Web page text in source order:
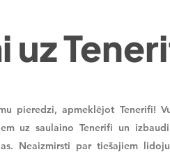
uz
pieredzi, apmeklējot Tenerifi!
uz saulaino Tenerifi un
Neaizmirsti par tiešajiem